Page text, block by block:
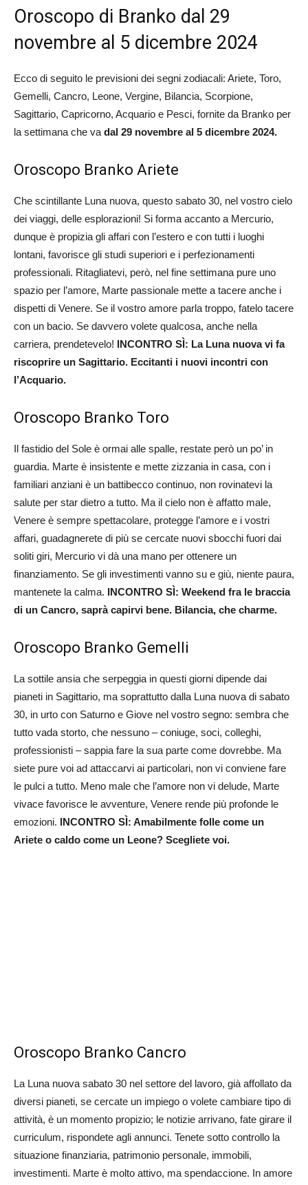
Oroscopo di Branko dal 29
novembre al 5 dicembre 2024
Ecco di seguito le previsioni dei segni zodiacali: Ariete, Toro,
Gemelli, Cancro, Leone, Vergine, Bilancia, Scorpione,
Sagittario, Capricorno, Acquario e Pesci, fornite da Branko per
la settimana che va dal 29 novembre al 5 dicembre 2024.
Oroscopo Branko Ariete
Che scintillante Luna nuova, questo sabato 30, nel vostro cielo
dei viaggi, delle esplorazioni! Si forma accanto a Mercurio,
dunque è propizia gli affari con l’estero e con tutti i luoghi
lontani, favorisce gli studi superiori e i perfezionamenti
professionali. Ritagliatevi, però, nel fine settimana pure uno
spazio per l’amore, Marte passionale mette a tacere anche i
dispetti di Venere. Se il vostro amore parla troppo, fatelo tacere
con un bacio. Se davvero volete qualcosa, anche nella
carriera, prendetevelo! INCONTRO SÌ: La Luna nuova vi fa
riscoprire un Sagittario. Eccitanti i nuovi incontri con
l’Acquario.
Oroscopo Branko Toro
Il fastidio del Sole è ormai alle spalle, restate però un po’ in
guardia. Marte è insistente e mette zizzania in casa, con i
familiari anziani è un battibecco continuo, non rovinatevi la
salute per star dietro a tutto. Ma il cielo non è affatto male,
Venere è sempre spettacolare, protegge l’amore e i vostri
affari, guadagnerete di più se cercate nuovi sbocchi fuori dai
soliti giri, Mercurio vi dà una mano per ottenere un
finanziamento. Se gli investimenti vanno su e giù, niente paura,
mantenete la calma. INCONTRO SÌ: Weekend fra le braccia
di un Cancro, saprà capirvi bene. Bilancia, che charme.
Oroscopo Branko Gemelli
La sottile ansia che serpeggia in questi giorni dipende dai
pianeti in Sagittario, ma soprattutto dalla Luna nuova di sabato
30, in urto con Saturno e Giove nel vostro segno: sembra che
tutto vada storto, che nessuno – coniuge, soci, colleghi,
professionisti – sappia fare la sua parte come dovrebbe. Ma
siete pure voi ad attaccarvi ai particolari, non vi conviene fare
le pulci a tutto. Meno male che l’amore non vi delude, Marte
vivace favorisce le avventure, Venere rende più profonde le
emozioni. INCONTRO SÌ: Amabilmente folle come un
Ariete o caldo come un Leone? Scegliete voi.
Oroscopo Branko Cancro
La Luna nuova sabato 30 nel settore del lavoro, già affollato da
diversi pianeti, se cercate un impiego o volete cambiare tipo di
attività, è un momento propizio; le notizie arrivano, fate girare il
curriculum, rispondete agli annunci. Tenete sotto controllo la
situazione finanziaria, patrimonio personale, immobili,
investimenti. Marte è molto attivo, ma spendaccione. In amore